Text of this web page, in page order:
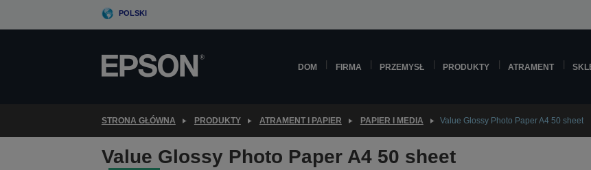
POLSKI
DOM FIRMA PRZEMYSŁ PRODUKTY ATRAMENT
STRONA GŁÓWNA PRODUKTY ATRAMENT I PAPIER PAPIER I MEDIA Value Glossy Photo Paper A4 50 sheet
Value Glossy Photo Paper A4 50 sheet